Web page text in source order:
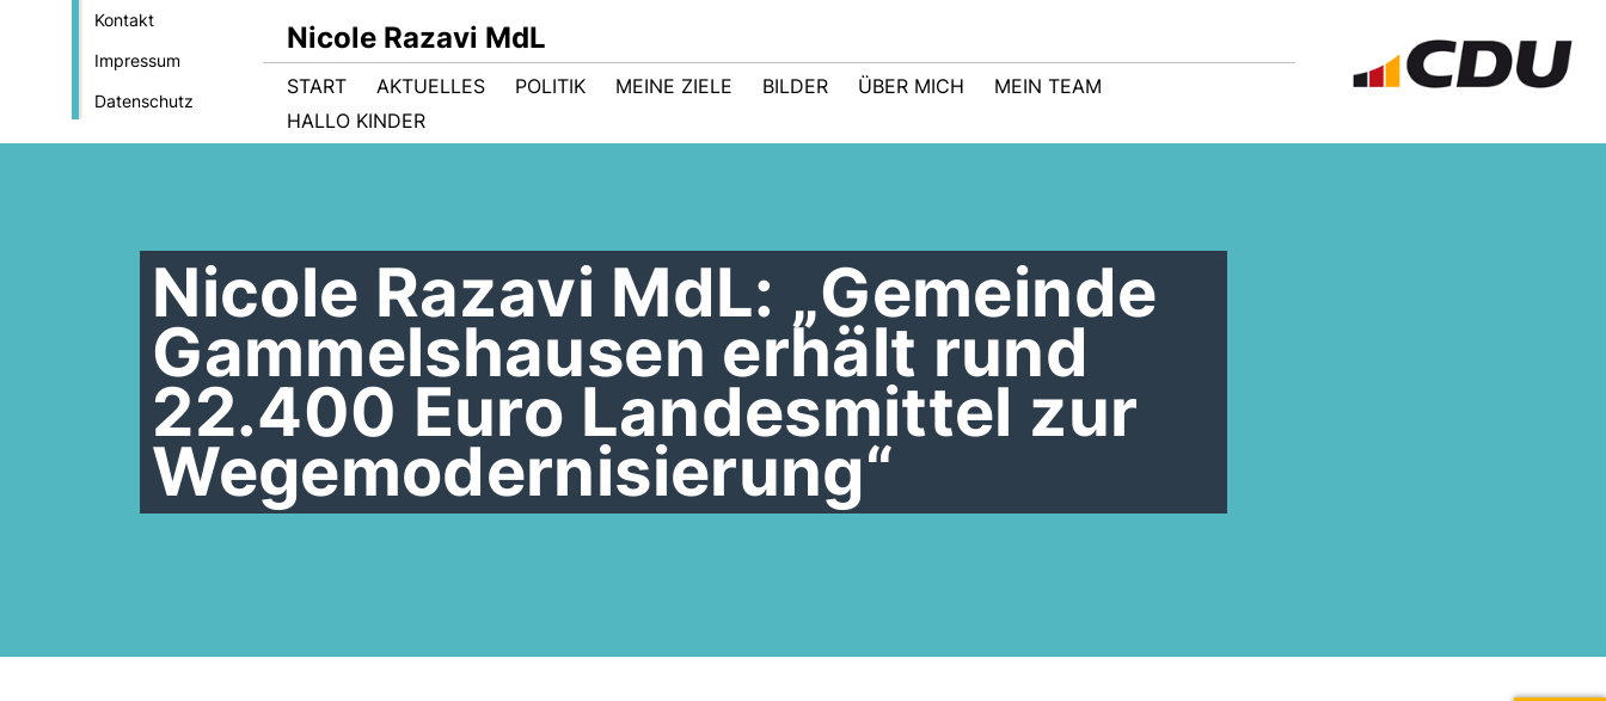
Kontakt
Impressum
Datenschutz
Nicole Razavi MdL
START AKTUELLES POLITIK MEINE ZIELE BILDER ÜBER MICH
MEIN TEAM
HALLO KINDER
Nicole Razavi MdL: „Gemeinde
Gammelshausen erhält rund
22.400 Euro Landesmittel zur
Wegemodernisierung“